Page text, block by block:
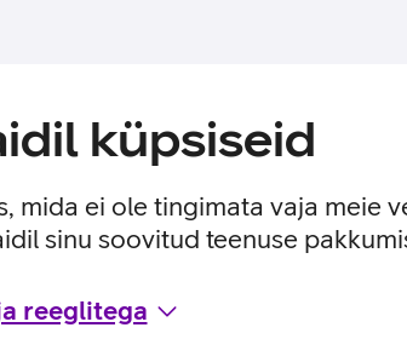
küpsiseid
mida ei ole tingimata vaja meie
sinu soovitud teenuse
reeglitega
ja AI põhisteks rakendusteks on
Sülearvuti töötab Microsoft